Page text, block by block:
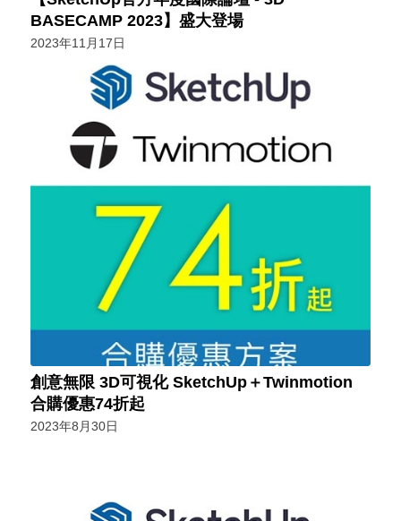
BASECAMP 2023】盛大登場
2023年11月17日
創意無限 3D可視化 SketchUp＋Twinmotion
合購優惠74折起
2023年8月30日